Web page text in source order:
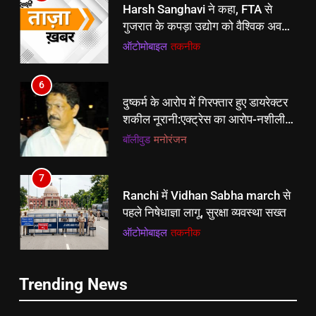
Harsh Sanghavi ने कहा, FTA से
गुजरात के कपड़ा उद्योग को वैश्विक अवसर
मिलेगा
ऑटोमोबाइल तकनीक
6
दुष्कर्म के आरोप में गिरफ्तार हुए डायरेक्टर
शकील नूरानी:एक्ट्रेस का आरोप-नशीली
दवा दीं, दुष्कर्म के बाद गर्भनिरोधक गोलियां
बॉलीवुड मनोरंजन
7
Ranchi में Vidhan Sabha march से
पहले निषेधाज्ञा लागू, सुरक्षा व्यवस्था सख्त
ऑटोमोबाइल तकनीक
पुलिस लाइन के सामने महिला के गले से
Trending News
5
Harsh Sanghavi ने कहा, FTA से
गुजरात के कपड़ा उद्योग को वैश्विक अवसर
मिलेगा
ऑटोमोबाइल तकनीक
6
दुष्कर्म के आरोप में गिरफ्तार हुए डायरेक्टर
शकील नूरानी:एक्ट्रेस का आरोप-नशीली
दवा दीं, दुष्कर्म के बाद गर्भनिरोधक गोलियां
बॉलीवुड मनोरंजन
7
Ranchi में Vidhan Sabha march से